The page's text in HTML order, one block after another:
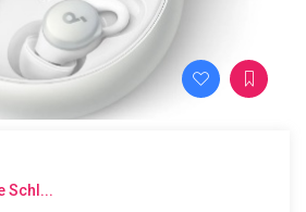
Schl...